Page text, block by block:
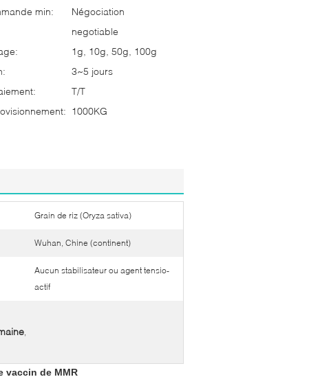
min:
Négociation
negotiable
1g, 10g, 50g, 100g
3~5 jours
T/T
1000KG
Grain de riz (Oryza sativa)
Wuhan, Chine (continent)
Aucun stabilisateur ou agent tensio-
actif
,
vaccin de MMR